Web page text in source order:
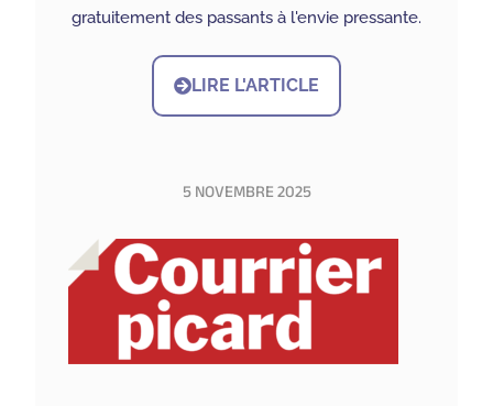
gratuitement des passants à l'envie pressante.
LIRE L'ARTICLE
5 NOVEMBRE 2025